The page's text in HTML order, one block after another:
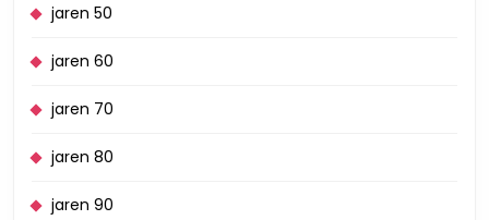
jaren 50
jaren 60
jaren 70
jaren 80
jaren 90